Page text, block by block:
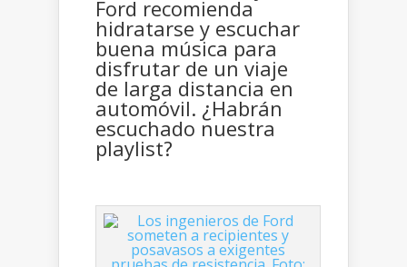
Ford recomienda
hidratarse y escuchar
buena música para
disfrutar de un viaje
de larga distancia en
automóvil. ¿Habrán
escuchado nuestra
playlist?